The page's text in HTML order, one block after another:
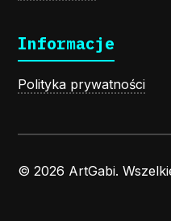
Informacje
Polityka prywatności
© 2026 ArtGabi.